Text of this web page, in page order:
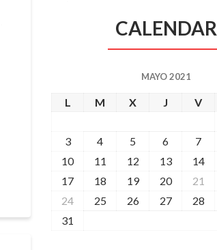
CALENDAR
MAYO 2021
L M X J V
3
4 5 6 7
10
11 12 13 14
17
18 19 20 21
24
25 26 27 28
31